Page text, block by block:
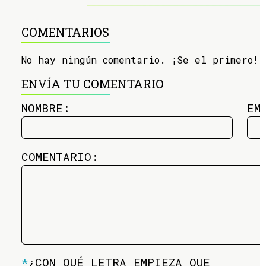
COMENTARIOS
No hay ningún comentario. ¡Se el primero!
ENVÍA TU COMENTARIO
NOMBRE:
COMENTARIO:
*¿CON QUÉ LETRA EMPIEZA QUE